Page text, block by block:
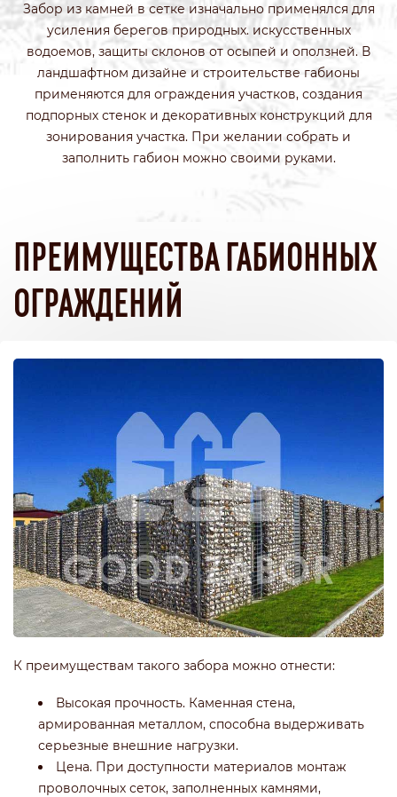
Забор из камней в сетке изначально применялся для
усиления берегов природных. искусственных
водоемов, защиты склонов от осыпей и оползней. В
ландшафтном дизайне и строительстве габионы
применяются для ограждения участков, создания
подпорных стенок и декоративных конструкций для
зонирования участка. При желании собрать и
заполнить габион можно своими руками.
ПРЕИМУЩЕСТВА ГАБИОННЫХ
ОГРАЖДЕНИЙ
К преимуществам такого забора можно отнести:
Высокая прочность. Каменная стена,
армированная металлом, способна выдерживать
серьезные внешние нагрузки.
Цена. При доступности материалов монтаж
проволочных сеток, заполненных камнями,